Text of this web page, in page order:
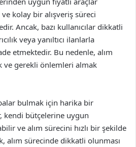
ve kolay bir alışveriş süreci
Ancak, bazı kullanıcılar dikkatli
veya yanıltıcı ilanlarla
etmektedir. Bu nedenle, alım
ve gerekli önlemleri almak
bulmak için harika bir
kendi bütçelerine uygun
ve alım sürecini hızlı bir şekilde
alım sürecinde dikkatli olunması